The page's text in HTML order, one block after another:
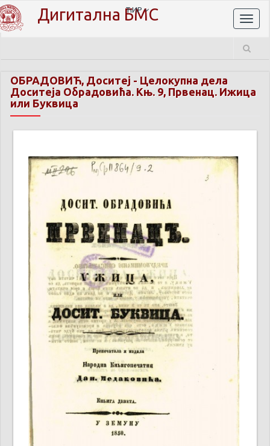
Дигитална БМС
ЋИР
ОБРАДОВИЋ, Доситеј - Целокупна дела
Доситеја Обрадовића. Књ. 9, Првенац. Ижица
или Буквица